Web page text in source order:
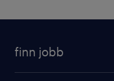
finn jobb